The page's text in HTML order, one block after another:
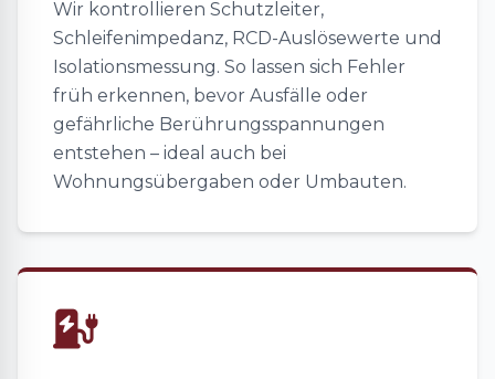
Wir kontrollieren Schutzleiter,
Schleifenimpedanz, RCD-Auslösewerte und
Isolationsmessung. So lassen sich Fehler
früh erkennen, bevor Ausfälle oder
gefährliche Berührungsspannungen
entstehen – ideal auch bei
Wohnungsübergaben oder Umbauten.